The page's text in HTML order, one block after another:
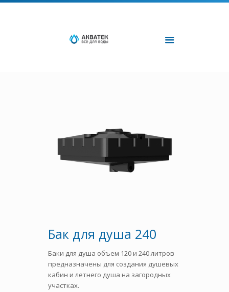
Бак для душа 240
Баки для душа объем 120 и 240 литров
предназначены для создания душевых
кабин и летнего душа на загородных
участках.